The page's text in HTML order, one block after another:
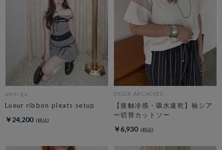
amerge.
Lueur ribbon pleats setup
￥24,200
DOUX ARCHIVES
【接触冷感・吸水速乾】袖シア
ー切替カットソー
￥6,930